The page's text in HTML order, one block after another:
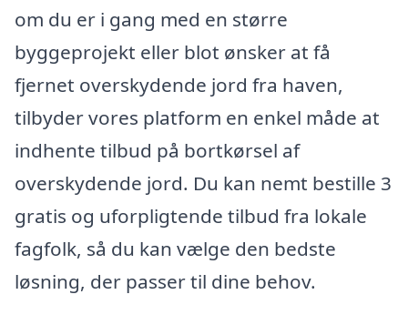
om du er i gang med en større
byggeprojekt eller blot ønsker at få
fjernet overskydende jord fra haven,
tilbyder vores platform en enkel måde at
indhente tilbud på bortkørsel af
overskydende jord. Du kan nemt bestille 3
gratis og uforpligtende tilbud fra lokale
fagfolk, så du kan vælge den bedste
løsning, der passer til dine behov.